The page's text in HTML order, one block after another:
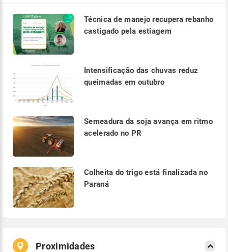
Técnica de manejo recupera rebanho
castigado pela estiagem
Intensificação das chuvas reduz
queimadas em outubro
Semeadura da soja avança em ritmo
acelerado no PR
Colheita do trigo está finalizada no
Paraná
Proximidades